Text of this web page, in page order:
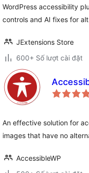
WordPress accessibility
controls and AI fixes for
JExtensions Store
600+ Số lượt cài đặt
An effective solution for
images that have no
AccessibleWP